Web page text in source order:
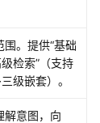
。提供“基础
检索”（支持
级嵌套）。
解意图，向